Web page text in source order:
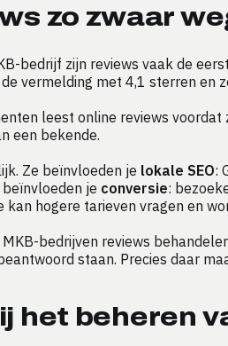
zo zwaar
bedrijf zijn reviews vaak de
vermelding met 4,1 sterren
leest online reviews
een bekende.
Ze beïnvloeden je lokale SEO:
je conversie:
hogere tarieven vragen en
bedrijven reviews
staan. Precies daar
het beheren